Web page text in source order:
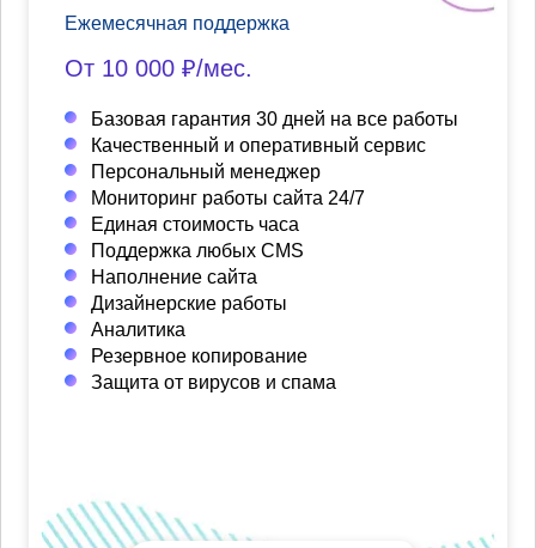
Ежемесячная поддержка
От 10 000 ₽/мес.
Базовая гарантия 30 дней на все работы
Качественный и оперативный сервис
Персональный менеджер
Мониторинг работы сайта 24/7
Единая стоимость часа
Поддержка любых CMS
Наполнение сайта
Дизайнерские работы
Аналитика
Резервное копирование
Защита от вирусов и спама